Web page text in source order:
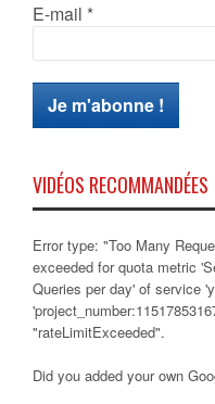
E-mail *
VIDÉOS RECOMMANDÉES
Error type: "Too Many
exceeded for quota metric
Queries per day' of service
"rateLimitExceeded".
Did you added your own